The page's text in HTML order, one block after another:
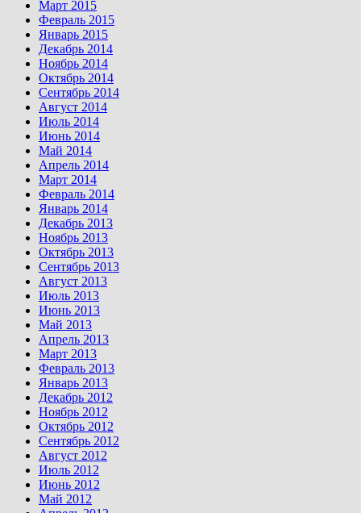
Март 2015
Февраль 2015
Январь 2015
Декабрь 2014
Ноябрь 2014
Октябрь 2014
Сентябрь 2014
Август 2014
Июль 2014
Июнь 2014
Май 2014
Апрель 2014
Март 2014
Февраль 2014
Январь 2014
Декабрь 2013
Ноябрь 2013
Октябрь 2013
Сентябрь 2013
Август 2013
Июль 2013
Июнь 2013
Май 2013
Апрель 2013
Март 2013
Февраль 2013
Январь 2013
Декабрь 2012
Ноябрь 2012
Октябрь 2012
Сентябрь 2012
Август 2012
Июль 2012
Июнь 2012
Май 2012